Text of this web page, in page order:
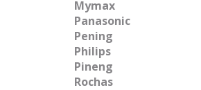
Mymax
Panasonic
Pening
Philips
Pineng
Rochas